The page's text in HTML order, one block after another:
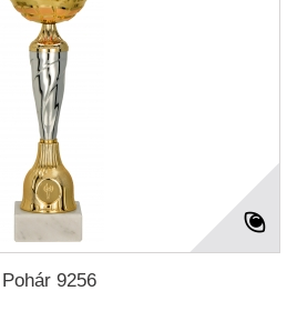
Pohár 9256